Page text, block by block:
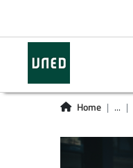
Home ...